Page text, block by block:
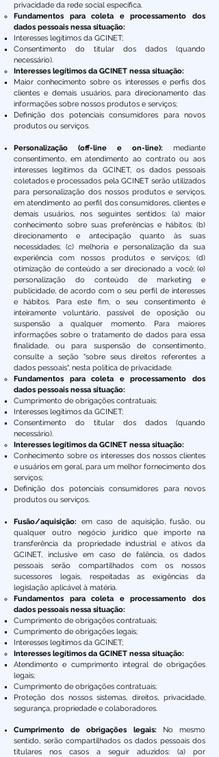
privacidade da rede social específica.
​Fundamentos para coleta e processamento dos
dados pessoais nessa situação:
Interesses legítimos da GCINET;
Consentimento do titular dos dados (quando
necessário).
Interesses legítimos da GCINET nessa situação:
Maior conhecimento sobre os interesses e perfis dos
clientes e demais usuários, para direcionamento das
informações sobre nossos produtos e serviços;
Definição dos potenciais consumidores para novos
produtos ou serviços.
Personalização (off-line e on-line): mediante
consentimento, em atendimento ao contrato ou aos
interesses legítimos da GCINET, os dados pessoais
coletados e processados pela GCINET serão utilizados
para personalização dos nossos produtos e serviços,
em atendimento ao perfil dos consumidores, clientes e
demais usuários, nos seguintes sentidos: (a) maior
conhecimento sobre suas preferências e hábitos; (b)
direcionamento e antecipação quanto às suas
necessidades; (c) melhoria e personalização da sua
experiência com nossos produtos e serviços; (d)
otimização de conteúdo a ser direcionado a você; (e)
personalização do conteúdo de marketing e
publicidade, de acordo com o seu perfil de interesses
e hábitos. Para este fim, o seu consentimento é
inteiramente voluntário, passível de oposição ou
suspensão a qualquer momento. Para maiores
informações sobre o tratamento de dados para essa
finalidade, ou para suspensão de consentimento,
consulte a seção "sobre seus direitos referentes a
dados pessoais", nesta política de privacidade.
​Fundamentos para coleta e processamento dos
dados pessoais nessa situação:
Cumprimento de obrigações contratuais;
Interesses legítimos da GCINET;
Consentimento do titular dos dados (quando
necessário).
Interesses legítimos da GCINET nessa situação:
Conhecimento sobre os interesses dos nossos clientes
e usuários em geral, para um melhor fornecimento dos
serviços;
Definição dos potenciais consumidores para novos
produtos ou serviços.
Fusão/aquisição: em caso de aquisição, fusão, ou
qualquer outro negócio jurídico que importe na
transferência da propriedade industrial e ativos da
GCINET, inclusive em caso de falência, os dados
pessoais serão compartilhados com os nossos
sucessores legais, respeitadas as exigências da
legislação aplicável à matéria.
Fundamentos para coleta e processamento dos
dados pessoais nessa situação:
Cumprimento de obrigações contratuais;
Cumprimento de obrigações legais;
Interesses legítimos da GCINET;
Interesses legítimos da GCINET nessa situação:
Atendimento e cumprimento integral de obrigações
legais;
Cumprimento de obrigações contratuais;
Proteção dos nossos sistemas, direitos, privacidade,
segurança, propriedade e colaboradores.
Cumprimento de obrigações legais: No mesmo
sentido, serão compartilhados os dados pessoais dos
titulares nos casos a seguir aduzidos: (a) por